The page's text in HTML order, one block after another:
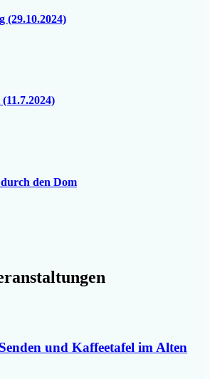
(29.10.2024)
den Dom
und Kaffeetafel im Alten